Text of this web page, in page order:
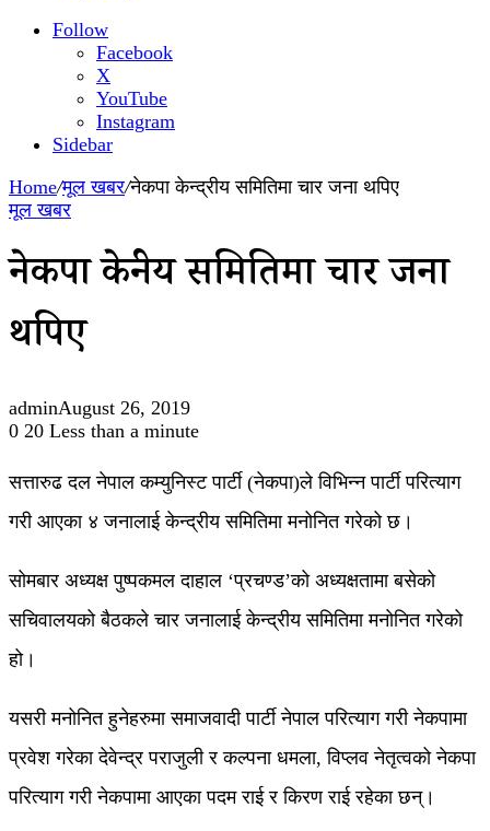
Follow
Facebook
X
YouTube
Instagram
Sidebar
Home/मूल खबर/नेकपा केन्द्रीय समितिमा चार जना थपिए
मूल खबर
नेकपा केन्द्रीय समितिमा चार जना
थपिए
adminAugust 26, 2019
0 20 Less than a minute
सत्तारुढ दल नेपाल कम्युनिस्ट पार्टी (नेकपा)ले विभिन्न पार्टी परित्याग
गरी आएका ४ जनालाई केन्द्रीय समितिमा मनोनित गरेको छ।
सोमबार अध्यक्ष पुष्पकमल दाहाल ‘प्रचण्ड’को अध्यक्षतामा बसेको
सचिवालयको बैठकले चार जनालाई केन्द्रीय समितिमा मनोनित गरेको
हो।
यसरी मनोनित हुनेहरुमा समाजवादी पार्टी नेपाल परित्याग गरी नेकपामा
प्रवेश गरेका देवेन्द्र पराजुली र कल्पना धमला, विप्लव नेतृत्वको नेकपा
परित्याग गरी नेकपामा आएका पदम राई र किरण राई रहेका छन्।